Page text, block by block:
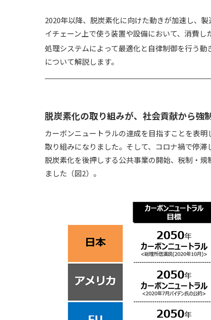
2020年以降、脱炭素化に向けた動きが加速し、
イチェーン上で使う装置や設備において、消費し
処理システムによって最適化と自律制御を行う
について解説します。
脱炭素化の取り組みが、社会貢献から強
カーボンニュートラルの達成を目指すことを表
取り組みになりました。そして、コロナ禍で停滞
脱炭素化を後押しする公共事業の開始、税制・
ました（図2）。